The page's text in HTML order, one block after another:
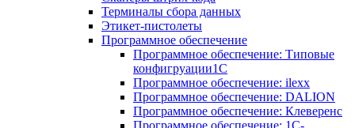
Терминалы сбора данных
Этикет-пистолеты
Программное обеспечение
Программное обеспечение: Типовые
конфигруации1С
Программное обеспечение: ilexx
Программное обеспечение: DALION
Программное обеспечение: Клеверенс
Программное обеспечение: 1С-